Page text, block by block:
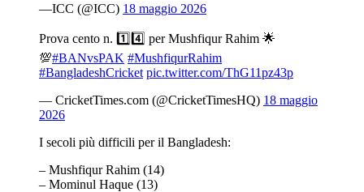
—ICC (@ICC) 18 maggio 2026
Prova cento n. 1️⃣4️⃣ per Mushfiqur Rahim 🌟
💯#BANvsPAK #MushfiqurRahim
#BangladeshCricket pic.twitter.com/ThG11pz43p
— CricketTimes.com (@CricketTimesHQ) 18 maggio
2026
I secoli più difficili per il Bangladesh:
– Mushfiqur Rahim (14)
– Mominul Haque (13)